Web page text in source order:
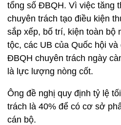
tổng số ĐBQH. Vì việc tăng
chuyên trách tạo điều kiện
sắp xếp, bố trí, kiện toàn bộ
tộc, các UB của Quốc hội
ĐBQH chuyên trách ngày
là lực lượng nòng cốt.
Ông đề nghị quy định tỷ lệ
trách là 40% để có cơ sở
cán bộ.